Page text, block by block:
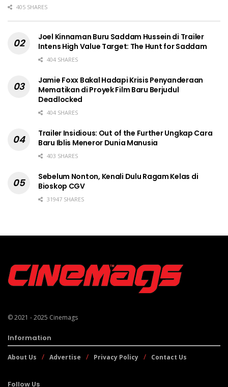
405 SHARES
Joel Kinnaman Buru Saddam Hussein di Trailer
Intens High Value Target: The Hunt for Saddam
404 SHARES
Jamie Foxx Bakal Hadapi Krisis Penyanderaan
Mematikan di Proyek Film Baru Berjudul
Deadlocked
404 SHARES
Trailer Insidious: Out of the Further Ungkap Cara
Baru Iblis Meneror Dunia Manusia
403 SHARES
Sebelum Nonton, Kenali Dulu Ragam Kelas di
Bioskop CGV
31947 SHARES
© 2021 - 2025 Cinemags
Information
About Us Advertise Privacy Policy Contact Us
Follow Us